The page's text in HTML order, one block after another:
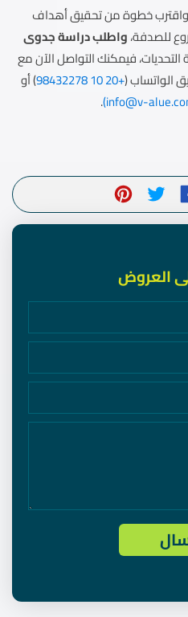
واقترب خطوة من تحقيق أهداف
للصدفة،واطلب دراسة جدوى
فيمكنك التواصل الآن مع
الواتساب (+20 10 98432278
) أو
info@v-
)
.
العروض